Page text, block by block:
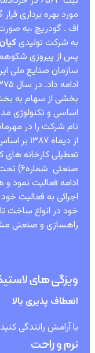
به شرکت تولیدی
پس از پیروزی
سازمان صنایع ملی
بخشی از سهام به
اساسی و تکنولوژی
نام شرکت را در مهرماه۱۳۸۰
از
تعطیلی کارخانه های
صنعتی
ادامه فعالیت نمود
اجرائی به فعالیت
خود در انواع ساخت
راهسازی و صنعتی
ویزگی های
انعطاف پذیری بالا
با آرامش رانندگی کنید
نرم و راحت